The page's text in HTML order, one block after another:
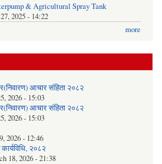
& Agricultural Spray Tank
2025 - 14:22
more
आचार संहिता २०८२
2026 - 15:03
आचार संहिता २०८२
2026 - 15:03
2026 - 12:46
२०८२
18, 2026 - 21:38